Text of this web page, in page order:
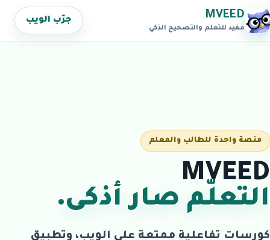
MVEED
مفيد للتعلم والتصحيح الذكي
جرّب الويب
منصة واحدة للطالب والمعلم
MVEED
التعلّم صار أذكى.
كورسات تفاعلية ممتعة على الويب، وتطبيق